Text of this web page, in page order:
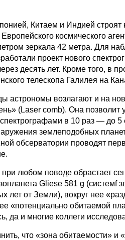
Китаем и Индией строят
космического
зеркала 42 метра. Для
проект нового
десять лет. Кроме того, в
телескопа Галилея на
астрономы возлагают и на
(Laser comb). Она позволит
в 10 раз — до 5
землеподобных
обсерватории проводят
при любом поводе обрастает
Gliese 581 g (системf
лет от Земли), вокруг нее
«потенциально обитаемой
да и многие коллеги
что «зона обитаемости»